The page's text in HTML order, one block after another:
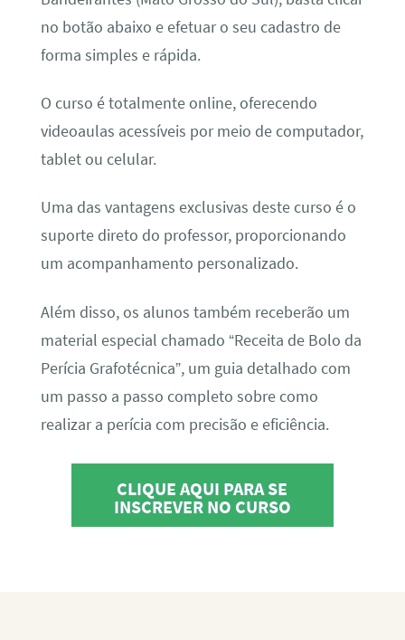
no botão abaixo e efetuar o seu cadastro de
forma simples e rápida.
O curso é totalmente online, oferecendo
videoaulas acessíveis por meio de computador,
tablet ou celular.
Uma das vantagens exclusivas deste curso é o
suporte direto do professor, proporcionando
um acompanhamento personalizado.
Além disso, os alunos também receberão um
material especial chamado “Receita de Bolo da
Perícia Grafotécnica”, um guia detalhado com
um passo a passo completo sobre como
realizar a perícia com precisão e eficiência.
CLIQUE AQUI PARA SE
INSCREVER NO CURSO